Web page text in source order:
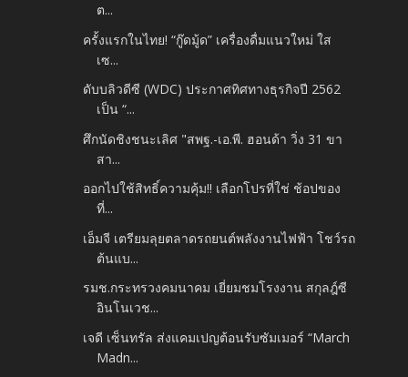
ต...
ครั้งแรกในไทย! “กู๊ดมู้ด” เครื่องดื่มแนวใหม่ ใส
เซ...
ดับบลิวดีซี (WDC) ประกาศทิศทางธุรกิจปี 2562
เป็น “...
ศึกนัดชิงชนะเลิศ "สพฐ.-เอ.พี. ฮอนด้า วิ่ง 31 ขา
สา...
ออกไปใช้สิทธิ์ความคุ้ม!! เลือกโปรที่ใช่ ช้อปของ
ที่...
เอ็มจี เตรียมลุยตลาดรถยนต์พลังงานไฟฟ้า โชว์รถ
ต้นแบ...
รมช.กระทรวงคมนาคม เยี่ยมชมโรงงาน สกุลฎ์ซี
อินโนเวช...
เจดี เซ็นทรัล ส่งแคมเปญต้อนรับซัมเมอร์ “March
Madn...